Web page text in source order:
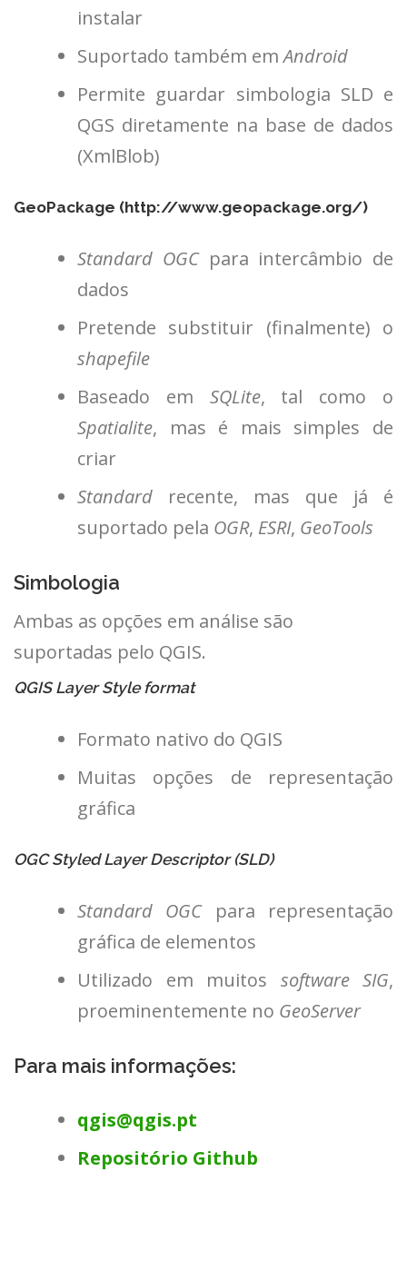
instalar
Suportado também emAndroid
Permite guardar simbologia SLD e
QGS diretamente na base de dados
(XmlBlob)
GeoPackage (http://www.geopackage.org/)
Standard OGC para intercâmbio de
dados
Pretende substituir (finalmente) o
shapefile
Baseado em SQLite, tal como o
Spatialite, mas é mais simples de
criar
Standard recente, mas que já é
suportado pela OGR, ESRI, GeoTools
Simbologia
Ambas as opções em análise são
suportadas pelo QGIS.
QGIS Layer Style format
Formato nativo do QGIS
Muitas opções de representação
gráfica
OGC Styled Layer Descriptor (SLD)
Standard OGC para representação
gráfica de elementos
Utilizado em muitos software SIG,
proeminentemente no GeoServer
Para mais informações:
qgis@qgis.pt
Repositório Github